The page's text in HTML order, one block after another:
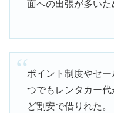
面への出張が多いた
ポイント制度やセ
つでもレンタカー
ど割安で借りれた。